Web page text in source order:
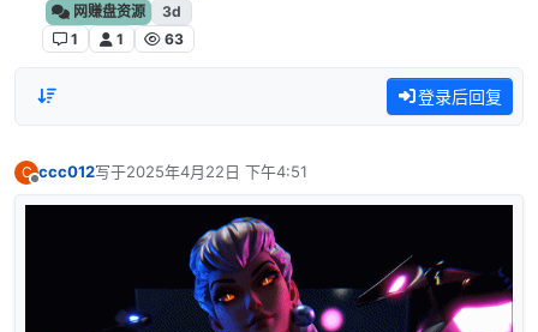
网赚盘资源
3d
1
1 63
登录后回复
C ccc012写于2025年4月22日 下午4:51
最后由 编辑